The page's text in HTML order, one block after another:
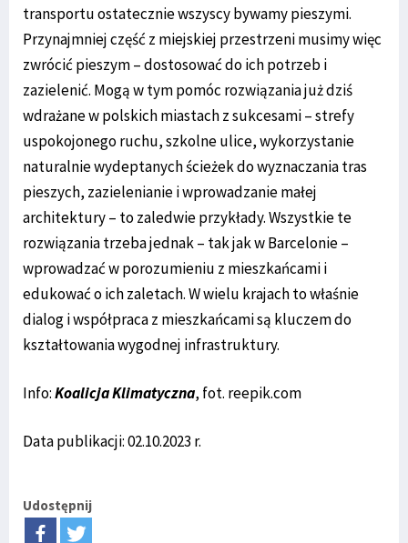
transportu ostatecznie wszyscy bywamy pieszymi.
Przynajmniej część z miejskiej przestrzeni musimy więc
zwrócić pieszym – dostosować do ich potrzeb i
zazielenić. Mogą w tym pomóc rozwiązania już dziś
wdrażane w polskich miastach z sukcesami – strefy
uspokojonego ruchu, szkolne ulice, wykorzystanie
naturalnie wydeptanych ścieżek do wyznaczania tras
pieszych, zazielenianie i wprowadzanie małej
architektury – to zaledwie przykłady. Wszystkie te
rozwiązania trzeba jednak – tak jak w Barcelonie –
wprowadzać w porozumieniu z mieszkańcami i
edukować o ich zaletach. W wielu krajach to właśnie
dialog i współpraca z mieszkańcami są kluczem do
kształtowania wygodnej infrastruktury.
Info:Koalicja Klimatyczna, fot. reepik.com
Data publikacji: 02.10.2023 r.
Udostępnij